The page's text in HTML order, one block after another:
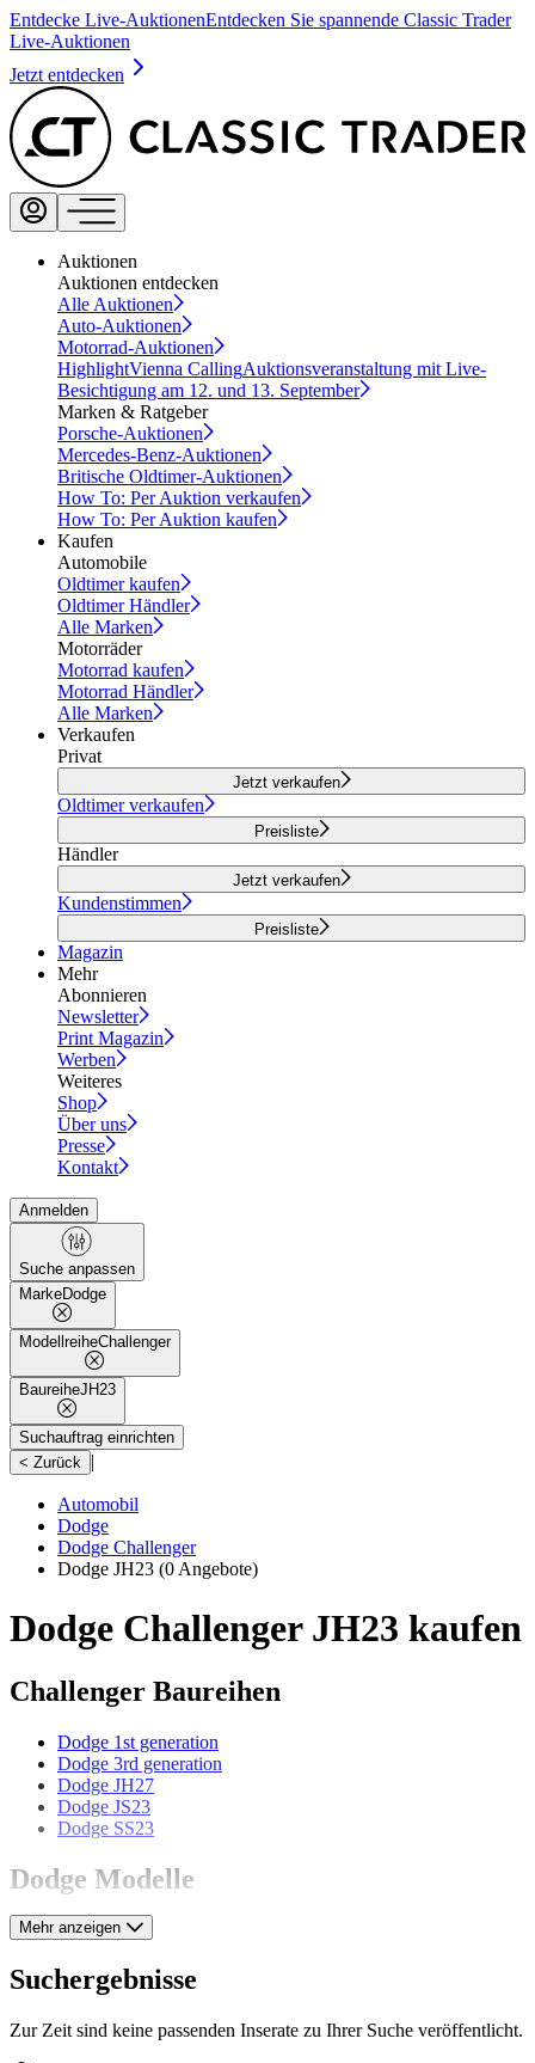
Entdecke Live-AuktionenEntdecken Sie spannende Classic Trader
Live-Auktionen
Jetzt entdecken
Auktionen
Auktionen entdecken
Alle Auktionen
Auto-Auktionen
Motorrad-Auktionen
HighlightVienna CallingAuktionsveranstaltung mit Live-
Besichtigung am 12. und 13. September
Marken & Ratgeber
Porsche-Auktionen
Mercedes-Benz-Auktionen
Britische Oldtimer-Auktionen
How To: Per Auktion verkaufen
How To: Per Auktion kaufen
Kaufen
Automobile
Oldtimer kaufen
Oldtimer Händler
Alle Marken
Motorräder
Motorrad kaufen
Motorrad Händler
Alle Marken
Verkaufen
Privat
Jetzt verkaufen
Oldtimer verkaufen
Preisliste
Händler
Jetzt verkaufen
Kundenstimmen
Preisliste
Magazin
Mehr
Abonnieren
Newsletter
Print Magazin
Werben
Weiteres
Shop
Über uns
Presse
Kontakt
Anmelden
Suche anpassen
MarkeDodge
ModellreiheChallenger
BaureiheJH23
Suchauftrag einrichten
< Zurück |
Automobil
Dodge
Dodge Challenger
Dodge JH23 (0 Angebote)
Dodge Challenger JH23 kaufen
Challenger Baureihen
Dodge 1st generation
Dodge 3rd generation
Dodge JH27
Dodge JS23
Dodge SS23
Dodge Modelle
Dodge Charger
Dodge Custom
Dodge D 11
Dodge Polara
Mehr anzeigen
Suchergebnisse
Zur Zeit sind keine passenden Inserate zu Ihrer Suche veröffentlicht.